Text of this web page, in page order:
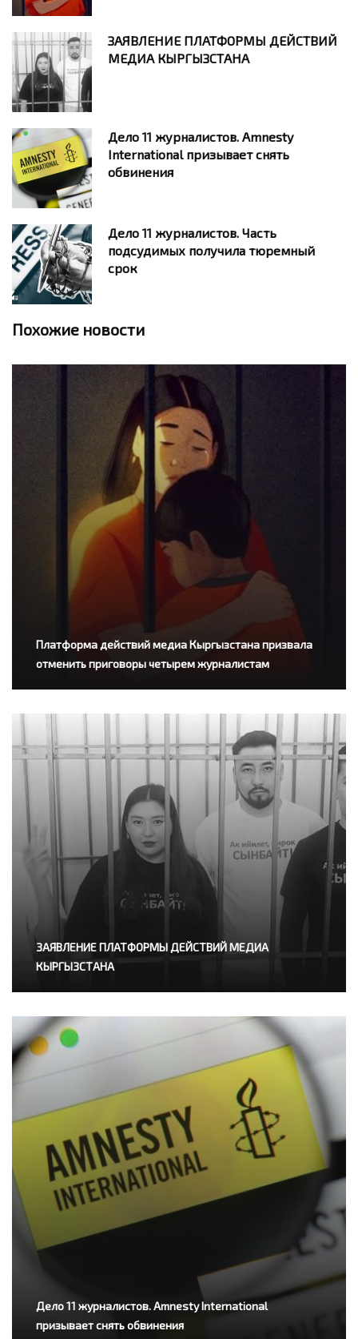
ЗАЯВЛЕНИЕ ПЛАТФОРМЫ ДЕЙСТВИЙ
МЕДИА КЫРГЫЗСТАНА
Дело 11 журналистов. Amnesty
International призывает снять
обвинения
Дело 11 журналистов. Часть
подсудимых получила тюремный
срок
Похожие новости
Платформа действий медиа Кыргызстана призвала
отменить приговоры четырем журналистам
ЗАЯВЛЕНИЕ ПЛАТФОРМЫ ДЕЙСТВИЙ МЕДИА
КЫРГЫЗСТАНА
Дело 11 журналистов. Amnesty International
призывает снять обвинения